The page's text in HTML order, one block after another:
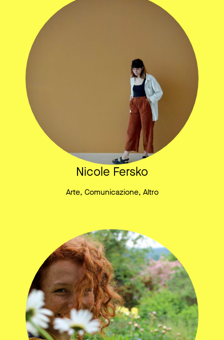
Nicole Fersko
Arte, Comunicazione, Altro